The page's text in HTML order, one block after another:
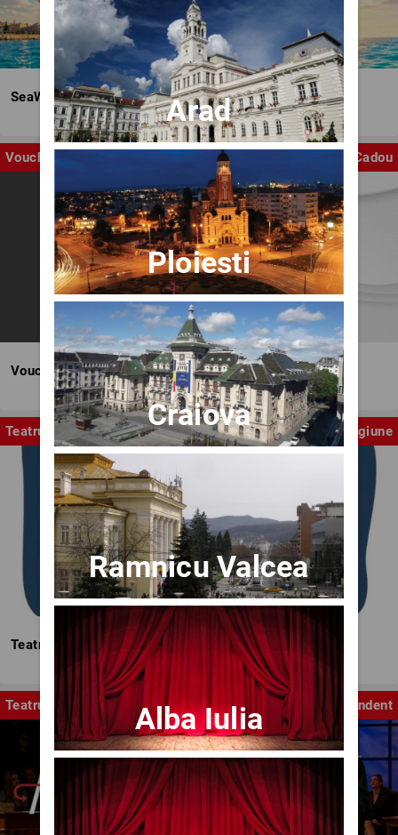
SeaWave Film & Arts Festival editia IV
Voucher Cadou
Voucher BILET.ro
Teatrul Mic Stagiune
Teatrul Mic - Stagiunea 2025-2026
Teatru Independent
Arad
Ploiesti
Craiova
Ramnicu Valcea
Alba Iulia